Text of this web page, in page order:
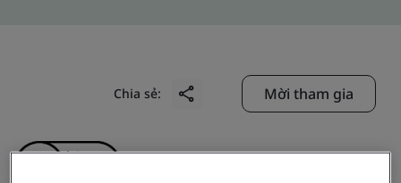
Chia sẻ: Mời tham gia